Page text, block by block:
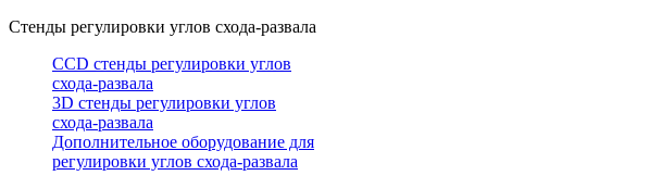
Стенды регулировки углов схода-развала
CCD стенды регулировки углов
схода-развала
3D стенды регулировки углов
схода-развала
Дополнительное оборудование для
регулировки углов схода-развала